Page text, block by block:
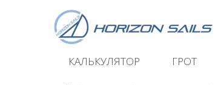
КАЛЬКУЛЯТОР ГРОТ